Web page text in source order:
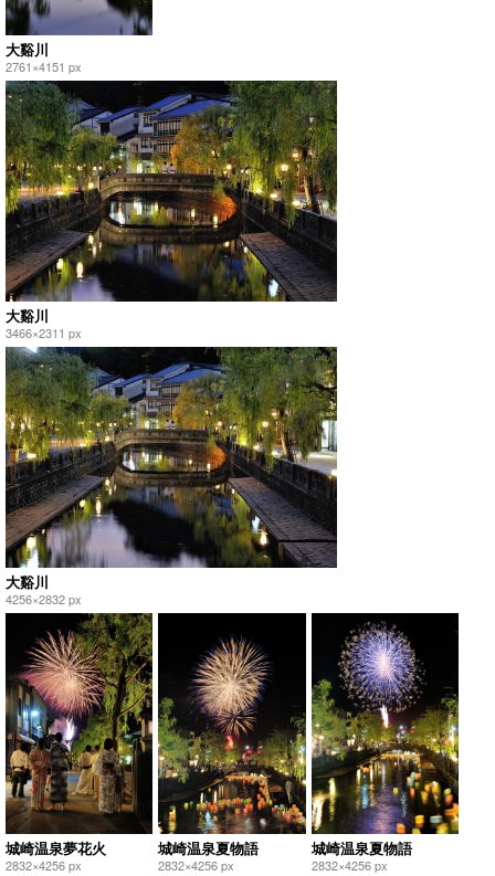
大谿川
2761×4151 px
大谿川
3466×2311 px
大谿川
4256×2832 px
城崎温泉夢花火
2832×4256 px
城崎温泉夏物語
2832×4256 px
城崎温泉夏物語
2832×4256 px